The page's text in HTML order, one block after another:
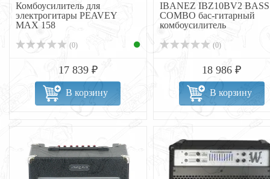
Комбоусилитель для
электрогитары PEAVEY
MAX 158
(0)
17 839 ₽
В корзину
IBANEZ IBZ10BV2 BASS
COMBO бас-гитарный
комбоусилитель
(0)
18 986 ₽
В корзину